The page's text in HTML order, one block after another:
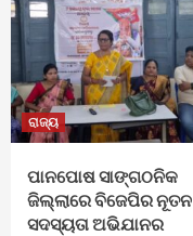
ରାଜ୍ୟ
ପାନପୋଷ ସାଙ୍ଗଠନିକ
ଜିଲ୍ଲାରେ ବିଜେପିର ନୂତନ
ସଦସ୍ୟତା ଅଭିଯାନର